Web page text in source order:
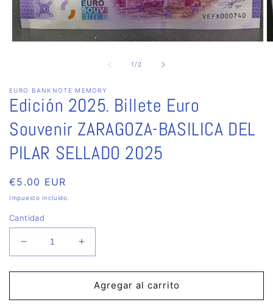
una
ventana
modal
1 /de
2
EURO BANKNOTE MEMORY
Edición 2025. Billete Euro
Souvenir ZARAGOZA-BASILICA DEL
PILAR SELLADO 2025
Precio
habitual
€5.00 EUR
Impuesto incluido.
Cantidad
Reducir
cantidad
para
2025.
Aumentar
cantidad
para
Edición
2025.
Agregar al carrito